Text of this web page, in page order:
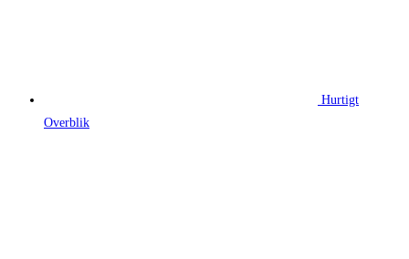
Hurtigt
Overblik